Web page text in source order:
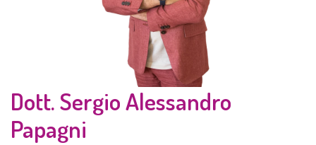
Dott. Sergio Alessandro
Papagni